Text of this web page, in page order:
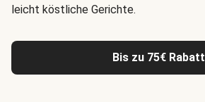
leicht köstliche Gerichte.
Bis zu 75€ Rabatt